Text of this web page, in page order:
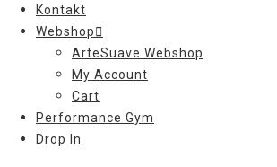
Kontakt
Webshop
ArteSuave Webshop
My Account
Cart
Performance Gym
Drop In